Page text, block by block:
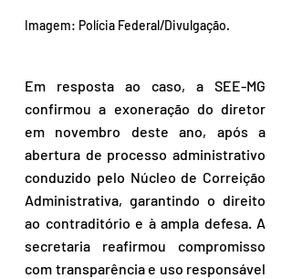
Imagem: Polícia Federal/Divulgação.
Em resposta ao caso, a SEE-MG
confirmou a exoneração do diretor
em novembro deste ano, após a
abertura de processo administrativo
conduzido pelo Núcleo de Correição
Administrativa, garantindo o direito
ao contraditório e à ampla defesa. A
secretaria reafirmou compromisso
com transparência e uso responsável